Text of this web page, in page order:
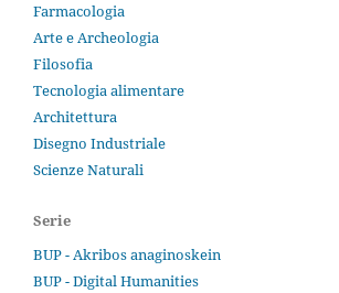
Farmacologia
Arte e Archeologia
Filosofia
Tecnologia alimentare
Architettura
Disegno Industriale
Scienze Naturali
Serie
BUP - Akribos anaginoskein
BUP - Digital Humanities